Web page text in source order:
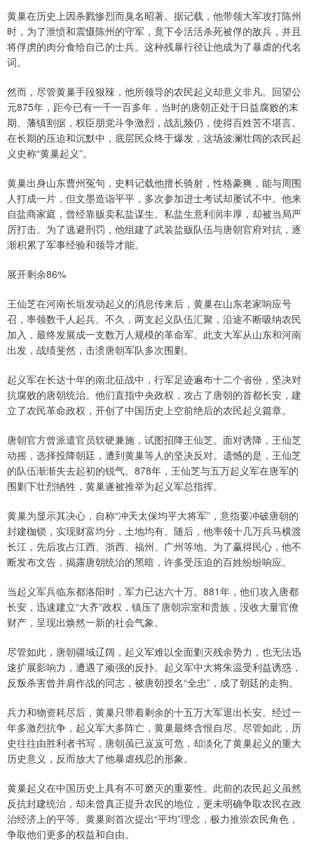
黄巢在历史上因杀戮惨烈而臭名昭著。据记载，他带领大军攻打陈州
时，为了泄愤和震慑陈州的守军，竟下令活活杀死被俘的敌兵，并且
将俘虏的肉分食给自己的士兵。这种残暴行径让他成为了暴虐的代名
词。
然而，尽管黄巢手段狠辣，他所领导的农民起义却意义非凡。回望公
元875年，距今已有一千一百多年，当时的唐朝正处于日益腐败的末
期。藩镇割据，权臣朋党斗争激烈，战乱频仍，使得百姓苦不堪言。
在长期的压迫和沉默中，底层民众终于爆发，这场波澜壮阔的农民起
义史称“黄巢起义”。
黄巢出身山东曹州冤句，史料记载他擅长骑射，性格豪爽，能与周围
人打成一片，但文墨造诣平平，多次参加进士考试却屡试不中。他来
自盐商家庭，曾经靠贩卖私盐谋生。私盐生意利润丰厚，却被当局严
厉打击。为了逃避刑罚，他组建了武装盐贩队伍与唐朝官府对抗，逐
渐积累了军事经验和领导才能。
展开剩余86%
王仙芝在河南长垣发动起义的消息传来后，黄巢在山东老家响应号
召，率领数千人起兵。不久，两支起义队伍汇聚，沿途不断吸纳农民
加入，最终发展成一支数万人规模的革命军。此支大军从山东和河南
出发，战绩斐然，击溃唐朝军队多次围剿。
起义军在长达十年的南北征战中，行军足迹遍布十二个省份，坚决对
抗腐败的唐朝统治。他们直指中央政权，攻占了唐朝的首都长安，建
立了农民革命政权，开创了中国历史上空前绝后的农民起义篇章。
唐朝官方曾派遣官员软硬兼施，试图招降王仙芝。面对诱降，王仙芝
动摇，选择投降朝廷，遭到黄巢等人的坚决反对。遗憾的是，王仙芝
的队伍渐渐失去起初的锐气。878年，王仙芝与五万起义军在唐军的
围剿下壮烈牺牲，黄巢遂被推举为起义军总指挥。
黄巢为显示其决心，自称“冲天太保均平大将军”，意指要冲破唐朝的
封建枷锁，实现财富均分，土地均有。随后，他率领十几万兵马横渡
长江，先后攻占江西、浙西、福州、广州等地。为了赢得民心，他不
断发布文告，揭露唐朝统治的黑暗，许多受压迫的百姓纷纷响应。
当起义军兵临东都洛阳时，军力已达六十万。881年，他们攻入唐都
长安，迅速建立“大齐”政权，镇压了唐朝宗室和贵族，没收大量官僚
财产，呈现出焕然一新的社会气象。
尽管如此，唐朝疆域辽阔，起义军难以全面剿灭残余势力，也无法迅
速扩展影响力，遭遇了顽强的反扑。起义军中大将朱温受利益诱惑，
反叛杀害曾并肩作战的同志，被唐朝授名“全忠”，成了朝廷的走狗。
兵力和物资耗尽后，黄巢只带着剩余的十五万大军退出长安。经过一
年多激烈抗争，起义军大多阵亡，黄巢最终含恨自尽。尽管如此，历
史往往由胜利者书写，唐朝虽已岌岌可危，却淡化了黄巢起义的重大
历史意义，反而放大了他暴虐残忍的形象。
黄巢起义在中国历史上具有不可磨灭的重要性。此前的农民起义虽然
反抗封建统治，却未曾真正提升农民的地位，更未明确争取农民在政
治经济上的平等。黄巢则首次提出“平均”理念，极力推崇农民角色，
争取他们更多的权益和自由。